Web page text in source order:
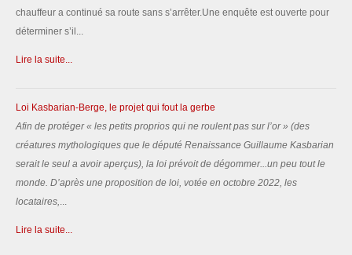
chauffeur a continué sa route sans s’arrêter.Une enquête est ouverte pour
déterminer s’il...
Lire la suite...
Loi Kasbarian-Berge, le projet qui fout la gerbe
Afin de protéger « les petits proprios qui ne roulent pas sur l’or» (des
créatures mythologiques que le député Renaissance Guillaume Kasbarian
serait le seul a avoir aperçus), la loi prévoit de dégommer...un peu tout le
monde. D’après une proposition de loi, votée en octobre 2022, les
locataires,...
Lire la suite...